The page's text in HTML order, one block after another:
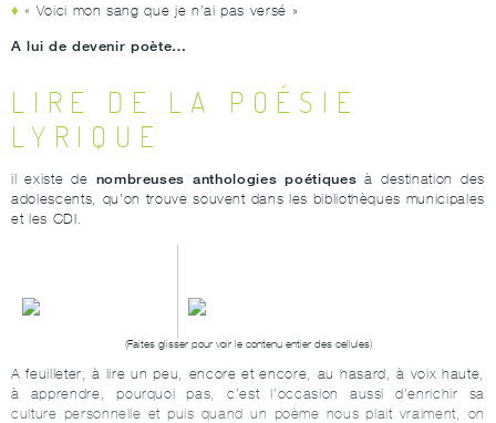
« Voici mon sang que je n’ai pas versé »
A lui de devenir poète…
LIRE DE LA POÉSIE
LYRIQUE
il existe de nombreuses anthologies poétiques à destination des
adolescents, qu’on trouve souvent dans les bibliothèques municipales
et les CDI.
A feuilleter, à lire un peu, encore et encore, au hasard, à voix haute,
à apprendre, pourquoi pas, c’est l’occasion aussi d’enrichir sa
culture personnelle et puis quand un poème nous plait vraiment, on